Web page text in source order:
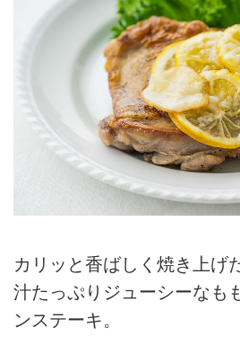
カリッと香ばしく焼き上げ
汁たっぷりジューシーなも
ンステーキ。